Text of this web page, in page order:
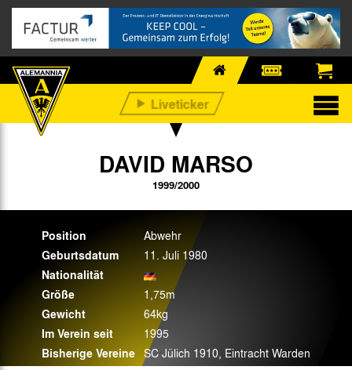
DAVID MARSO
1999/2000
Position Abwehr
Geburtsdatum 11. Juli 1980
Nationalität
Größe
1,75m
Gewicht 64kg
Im Verein seit 1995
Bisherige Vereine SC Jülich 1910, Eintracht Warden